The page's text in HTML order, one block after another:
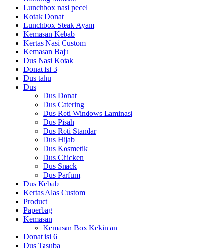
Lunchbox nasi pecel
Kotak Donat
Lunchbox Steak Ayam
Kemasan Kebab
Kertas Nasi Custom
Kemasan Baju
Dus Nasi Kotak
Donat isi 3
Dus tahu
Dus
Dus Donat
Dus Catering
Dus Roti Windows Laminasi
Dus Pisah
Dus Roti Standar
Dus Hijab
Dus Kosmetik
Dus Chicken
Dus Snack
Dus Parfum
Dus Kebab
Kertas Alas Custom
Product
Paperbag
Kemasan
Kemasan Box Kekinian
Donat isi 6
Dus Tasuba